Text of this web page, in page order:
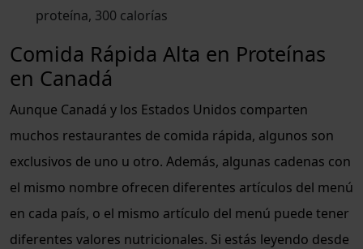
proteína, 300 calorías
Comida Rápida Alta en Proteínas
en Canadá
Aunque Canadá y los Estados Unidos comparten
muchos restaurantes de comida rápida, algunos son
exclusivos de uno u otro. Además, algunas cadenas con
el mismo nombre ofrecen diferentes artículos del menú
en cada país, o el mismo artículo del menú puede tener
diferentes valores nutricionales. Si estás leyendo desde